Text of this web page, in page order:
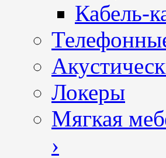
Кабель-
Локеры
Мягкая
›